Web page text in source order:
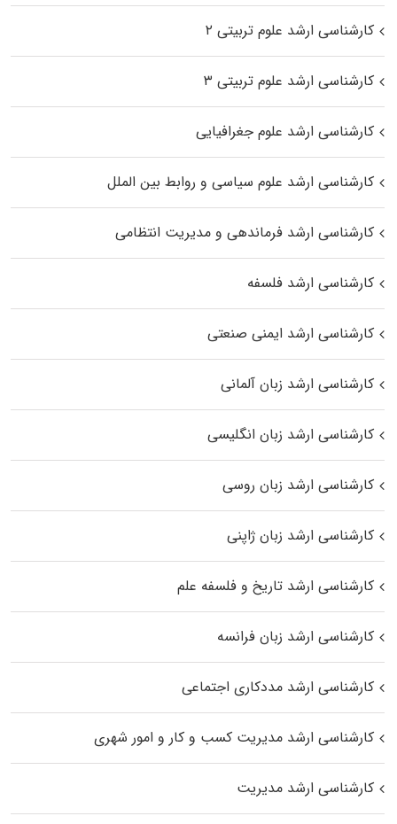
کارشناسی ارشد علوم تربیتی ۲
کارشناسی ارشد علوم تربیتی ۳
کارشناسی ارشد علوم جغرافیایی
کارشناسی ارشد علوم سیاسی و روابط بین الملل
کارشناسی ارشد فرماندهی و مدیریت انتظامی
کارشناسی ارشد فلسفه
کارشناسی ارشد ایمنی صنعتی
کارشناسی ارشد زبان آلمانی
کارشناسی ارشد زبان انگلیسی
کارشناسی ارشد زبان روسی
کارشناسی ارشد زبان ژاپنی
کارشناسی ارشد تاریخ و فلسفه علم
کارشناسی ارشد زبان فرانسه
کارشناسی ارشد مددکاری اجتماعی
کارشناسی ارشد مدیریت کسب و کار و امور شهری
کارشناسی ارشد مدیریت